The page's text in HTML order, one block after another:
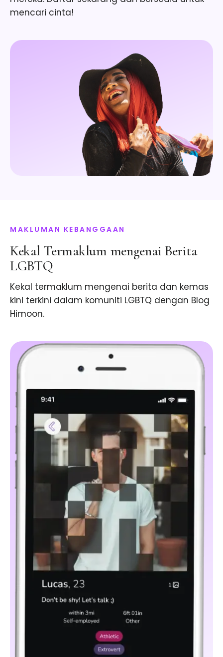
mencari cinta!
MAKLUMAN KEBANGGAAN
Kekal Termaklum mengenai Berita
LGBTQ
Kekal termaklum mengenai berita dan kemas
kini terkini dalam komuniti LGBTQ dengan Blog
Himoon.